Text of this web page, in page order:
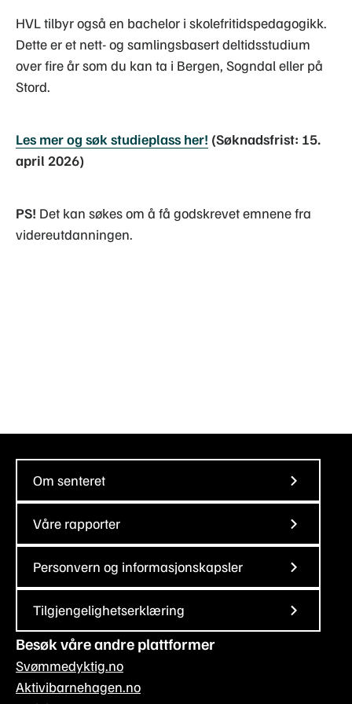
HVL tilbyr også en bachelor i skolefritidspedagogikk.
Dette er et nett- og samlingsbasert deltidsstudium
over fire år som du kan ta i Bergen, Sogndal eller på
Stord.
Les mer og søk studieplass her! (Søknadsfrist: 15.
april 2026)
PS! Det kan søkes om å få godskrevet emnene fra
videreutdanningen.
Om senteret
Våre rapporter
Personvern og informasjonskapsler
Tilgjengelighetserklæring
Besøk våre andre plattformer
Svømmedyktig.no
Aktivibarnehagen.no